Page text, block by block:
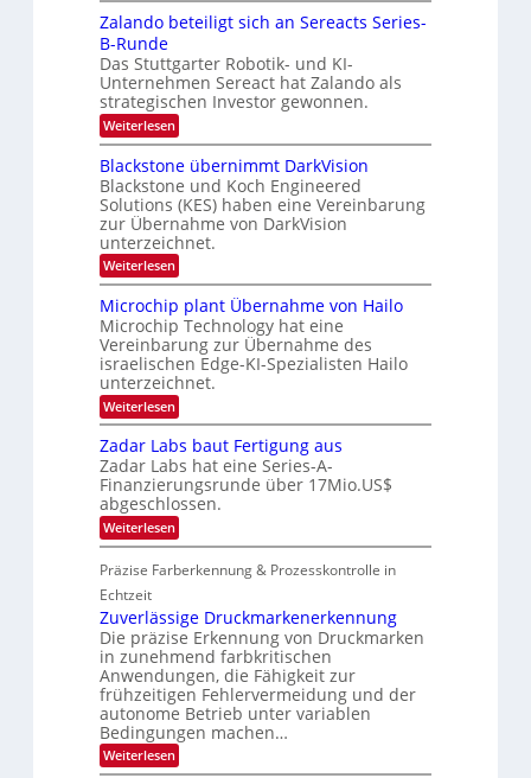
s
a
n
d
a
f
d
e
r
L
o
g
i
m
a
t
2
0
2
7
H
y
r
s
p
e
c
r
a
l
N
e
w
s
‘
t
r
n
a
t
i
o
n
a
l
V
i
s
i
o
N
i
g
h
t
2
0
2
6
Zalando beteiligt sich an Sereacts Series-
B-Runde
Das Stuttgarter Robotik- und KI-
Unternehmen Sereact hat Zalando als
strategischen Investor gewonnen.
Weiterlesen:
Z
l
a
n
d
o
b
e
t
e
i
l
g
t
s
i
c
h
a
n
S
e
r
a
s
S
e
r
i
e
s
-
B
-
Blackstone übernimmt DarkVision
Blackstone und Koch Engineered
Solutions (KES) haben eine Vereinbarung
zur Übernahme von DarkVision
unterzeichnet.
Weiterlesen:
B
a
c
k
s
t
o
n
e
ü
b
e
r
n
i
m
m
t
a
r
k
V
i
s
i
o
n
Microchip plant Übernahme von Hailo
Microchip Technology hat eine
Vereinbarung zur Übernahme des
israelischen Edge-KI-Spezialisten Hailo
unterzeichnet.
Weiterlesen:
M
c
r
o
c
h
i
p
p
n
t
Ü
b
e
r
n
a
h
m
Zadar Labs baut Fertigung aus
Zadar Labs hat eine Series-A-
Finanzierungsrunde über 17Mio.US$
abgeschlossen.
Weiterlesen:
Z
d
r
L
a
b
s
b
a
u
t
F
Präzise Farberkennung & Prozesskontrolle in
Echtzeit
Zuverlässige Druckmarkenerkennung
Die präzise Erkennung von Druckmarken
in zunehmend farbkritischen
Anwendungen, die Fähigkeit zur
frühzeitigen Fehlervermeidung und der
autonome Betrieb unter variablen
Bedingungen machen…
Weiterlesen:
Z